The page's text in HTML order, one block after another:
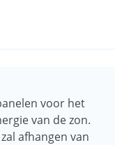
voor het
van de zon.
afhangen van